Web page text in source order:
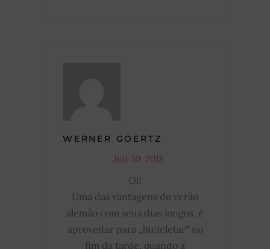
WERNER GOERTZ
Juli 30, 2018
Oi!
Uma das vantagens do verão
alemão com seus dias longos, é
aproveitar para „bicicletar“ no
fim da tarde, quando a